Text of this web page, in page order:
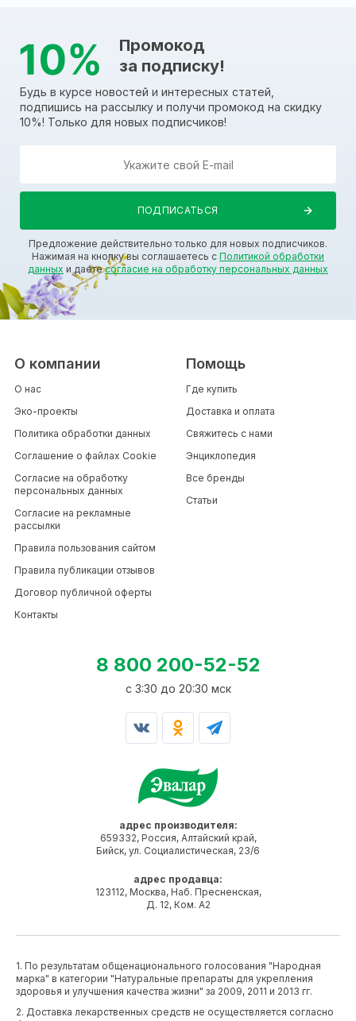
Промокод
за подписку!
Будь в курсе новостей и интересных статей,
подпишись на рассылку и получи промокод на скидку
10%! Только для новых подписчиков!
Предложение действительно только для новых подписчиков.
Нажимая на кнопку вы соглашаетесь с Политикой обработки
данных и даетесогласие на обработку персональных данных
адрес производителя:
659332, Россия, Алтайский край,
Бийск, ул. Социалистическая, 23/6
адрес продавца:
123112, Москва, Наб. Пресненская,
Д. 12, Ком. А2
О компании
О нас
Эко-проекты
Политика обработки данных
Соглашение о файлах Cookie
Согласие на обработку
персональных данных
Согласие на рекламные
рассылки
Правила пользования сайтом
Правила публикации отзывов
Договор публичной оферты
Контакты
Помощь
Где купить
Доставка и оплата
Свяжитесь с нами
Энциклопедия
Все бренды
Статьи
8 800 200-52-52
c 3:30 до 20:30 мск
1. По результатам общенационального голосования "Народная
марка" в категории "Натуральные препараты для укрепления
здоровья и улучшения качества жизни" за 2009, 2011 и 2013 гг.
2. Доставка лекарственных средств не осуществляется согласно